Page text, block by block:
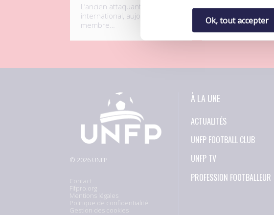
Ok, tout accepter
L’ancien attaquant
international, aujourd’hui
membre…
Septième match de
préparation pour…
© 2026 UNFP
Contact
Fifpro.org
Mentions légales
Politique de confidentialité
Gestion des cookies
À LA UNE
ACTUALITÉS
UNFP FOOTBALL CLUB
UNFP TV
PROFESSION FOOTBALLEUR